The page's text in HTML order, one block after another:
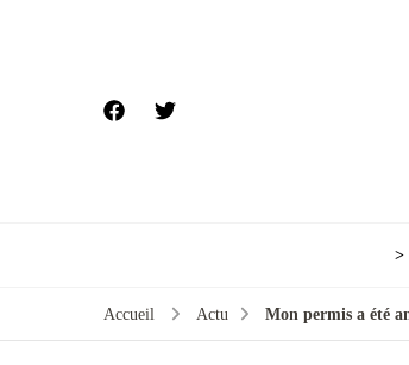
>
Accueil Actu Mon permis a été